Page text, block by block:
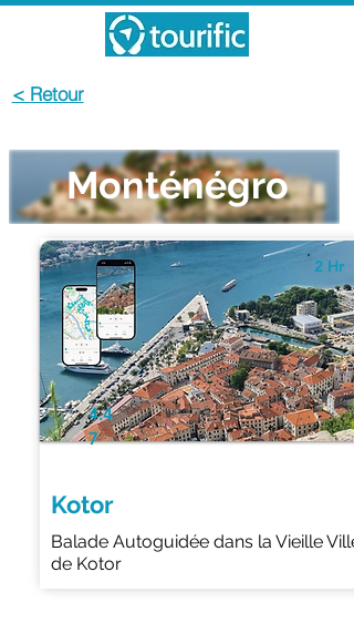
< Retour
Monténégro
4.4
7
Kotor
Balade Autoguidée dans la Vieille Ville
de Kotor
2 Hr